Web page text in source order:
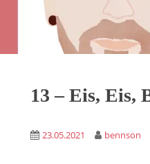
13 – Eis, Eis,
23.05.2021 bennson